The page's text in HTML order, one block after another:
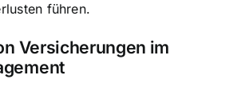
führen.
Versicherungen im